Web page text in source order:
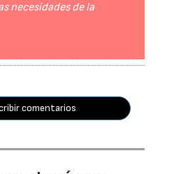
necesidades de la
comentarios